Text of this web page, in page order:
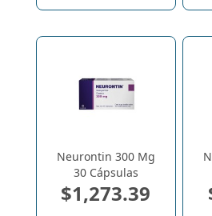
Neurontin 300 Mg
30 Cápsulas
$1,273.39